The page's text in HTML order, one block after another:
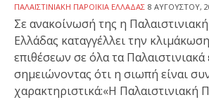
ΠΑΛΑΙΣΤΙΝΙΑΚΉ ΠΑΡΟΙΚΊΑ ΕΛΛΆΔΑΣ 8 ΑΥΓΟΎΣΤΟΥ,
Σε ανακοίνωσή της η
Ελλάδας καταγγέλλει την
επιθέσεων σε όλα τα
σημειώνοντας ότι η σιωπή είναι
χαρακτηριστικά:«Η Παλαιστινιακή